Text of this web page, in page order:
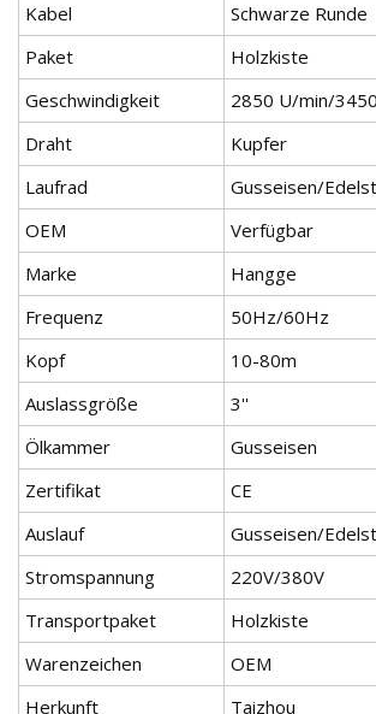
Kabel
Schwarze Runde
Paket
Holzkiste
Geschwindigkeit
2850 U/min/
Draht
Kupfer
Laufrad
Gusseisen/
OEM
Verfügbar
Marke
Hangge
Frequenz
50Hz/60Hz
Kopf
10-80m
Auslassgröße
3''
Ölkammer
Gusseisen
Zertifikat
CE
Auslauf
Gusseisen/
Stromspannung
220V/380V
Transportpaket
Holzkiste
Warenzeichen
OEM
Herkunft
Taizhou